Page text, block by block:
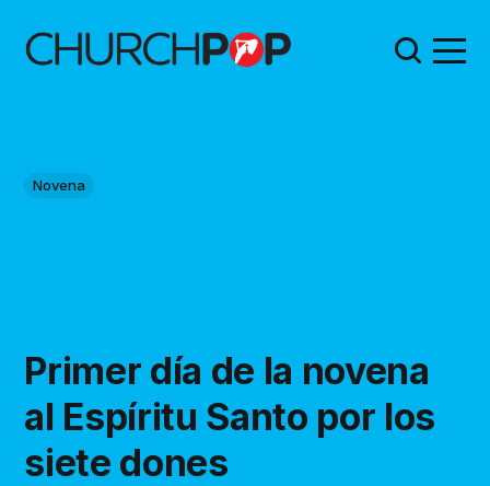
Novena
Primer día de la novena
al Espíritu Santo por los
siete dones